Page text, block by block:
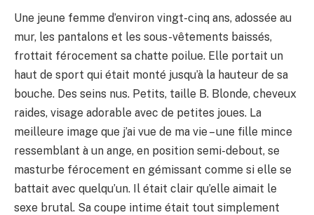
Une jeune femme d’environ vingt-cinq ans, adossée au
mur, les pantalons et les sous-vêtements baissés,
frottait férocement sa chatte poilue. Elle portait un
haut de sport qui était monté jusqu’à la hauteur de sa
bouche. Des seins nus. Petits, taille B. Blonde, cheveux
raides, visage adorable avec de petites joues. La
meilleure image que j’ai vue de ma vie – une fille mince
ressemblant à un ange, en position semi-debout, se
masturbe férocement en gémissant comme si elle se
battait avec quelqu’un. Il était clair qu’elle aimait le
sexe brutal. Sa coupe intime était tout simplement